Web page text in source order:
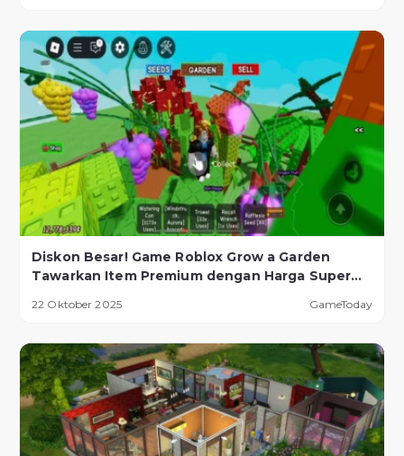
Diskon Besar! Game Roblox Grow a Garden
Tawarkan Item Premium dengan Harga Super
22 Oktober 2025 GameToday